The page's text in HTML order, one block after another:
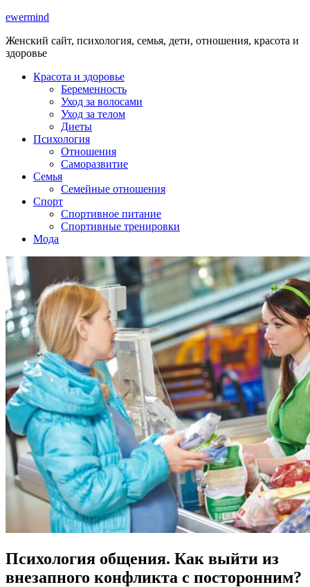
ewermind
Женский сайт, психология, семья, дети, отношения, красота и
здоровье
Красота и здоровье
Беременность
Уход за волосами
Уход за телом
Диеты
Психология
Отношения
Саморазвитие
Семья
Семейные отношения
Спорт
Спортивное питание
Спортивные тренировки
Мода
Психология общения. Как выйти из
внезапного конфликта с посторонним?